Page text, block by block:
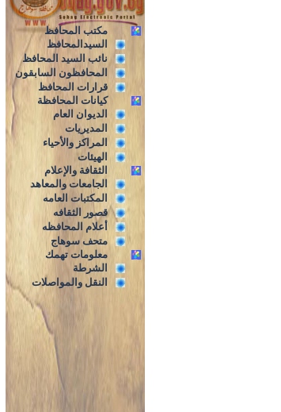
مكتب المحافظ
السيدالمحافظ
نائب السيد المحافظ
المحافظون السابقون
قرارات المحافظ
كيانات المحافظة
الديوان العام
المديريات
المراكز والأحياء
الهيئات
الثقافة والإعلام
الجامعات والمعاهد
المكتبات العامه
قصور الثقافه
أعلام المحافظه
متحف سوهاج
معلومات تهمك
الشرطة
النقل والمواصلات